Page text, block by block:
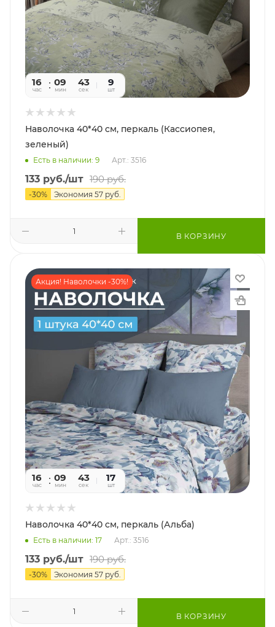
16
час
09
мин
41
сек
9
шт
Наволочка 40*40 см, перкаль (Кассиопея,
зеленый)
Есть в наличии: 9 Арт.: 3516
133 руб./шт 190руб.
-30% Экономия 57 руб.
В КОРЗИНУ
Акция! Наволочки -30%!
16
час
09
мин
41
сек
17
шт
Наволочка 40*40 см, перкаль (Альба)
Есть в наличии: 17 Арт.: 3516
133 руб./шт 190руб.
-30% Экономия 57 руб.
В КОРЗИНУ